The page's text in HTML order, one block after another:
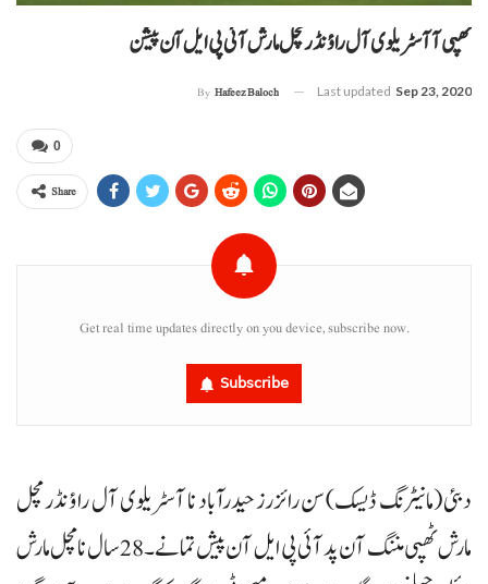
ٹھپی آ آسٹریلوی آل راؤنڈر مچل مارش آئی پی ایل آن پیشن
By Hafeez Baloch Last updated Sep 23, 2020
0
Share
Get real time updates directly on you device, subscribe now.
Subscribe
دبئی (مانیٹرنگ ڈیسک) سن رائزرز حیدرآباد نا آسٹریلوی آل راؤنڈر مچل
مارش ٹھپی مننگ آن پد آئی پی ایل آن پیش تمانے۔ 28 سال نا مچل مارش